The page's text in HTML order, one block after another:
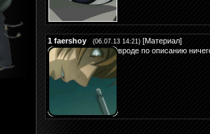
1 faershoy (06.07.13 14:21) [Материал]
вроде по описанию